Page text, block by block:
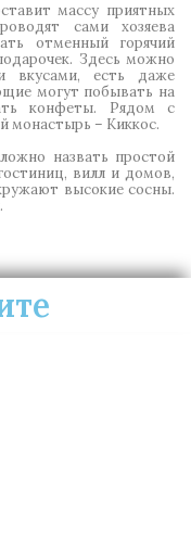
массу приятных
сами хозяева
отменный горячий
Здесь можно
вкусами, есть даже
могут побывать на
конфеты. Рядом с
монастырь – Киккос.
назвать простой
вилл и домов,
высокие сосны.